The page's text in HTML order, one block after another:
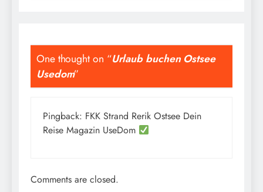
One thought on “Urlaub buchen Ostsee
Usedom”
Pingback: FKK Strand Rerik Ostsee Dein
Reise Magazin UseDom
Comments are closed.